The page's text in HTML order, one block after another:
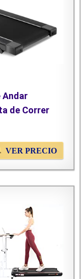
Andar
de Correr
VER PRECIO